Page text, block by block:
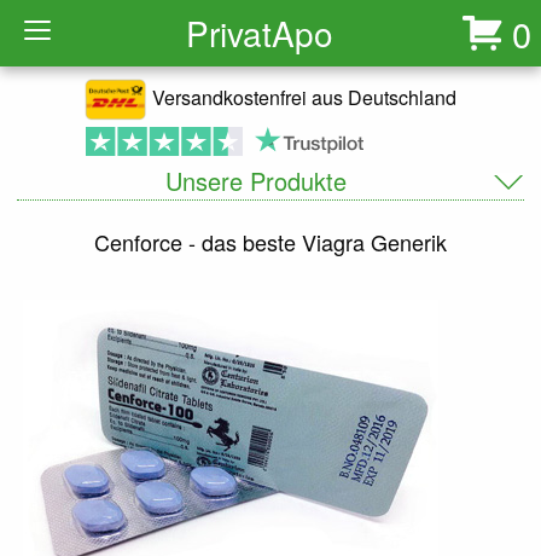
PrivatApo 0
Versandkostenfrei aus Deutschland
Unsere Produkte
Cenforce - das beste Viagra Generik